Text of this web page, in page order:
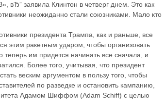
вЂ” заявила Клинтон в четверг днем. Это как
неожиданно стали союзниками. Мало кто
президента Трампа, как и раньше, все
этим ракетным ударом, чтобы организовать
теперь им придется начинать все сначала, и
Более того, учитывая, что президент
веским аргументом в пользу того, чтобы
по разведке и остановить кампанию,
Адамом Шиффом (Adam Schiff) с целью